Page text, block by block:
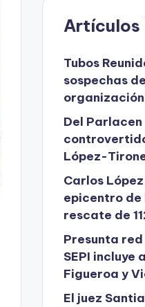
Artículos
Tubos
sospechas
Del
López-
Carlos
epicentro de
rescate de
Presunta
SEPI incluye
Figueroa y
El juez